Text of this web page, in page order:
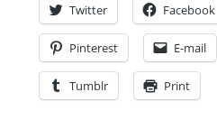
Twitter
Facebook
Pinterest E-mail
Tumblr Print